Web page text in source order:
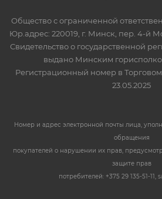
Общество с ограниченной
Юр.адрес: 220019, г. Минск, пер. 4-й
Свидетельство о государственной
выдано Минским
Регистрационный номер в
23.05.2025
Номер и адрес электронной почты лица,
обращения
покупателей о нарушении их прав,
защите прав
потребителей: +375 29 135-51-11,